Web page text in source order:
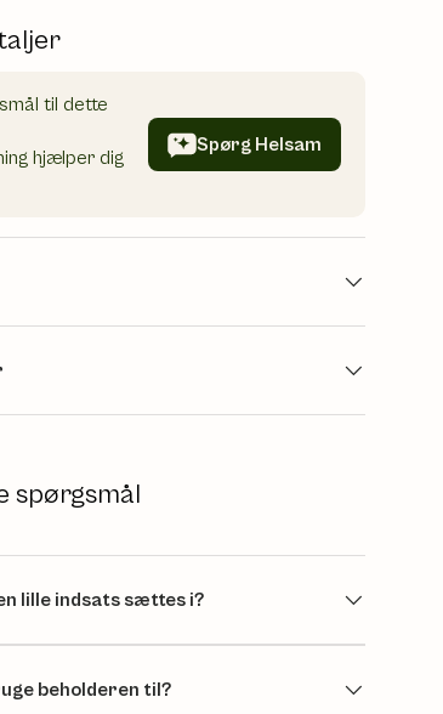
til dette
hjælper dig
Spørg Helsam
spørgsmål
lille indsats sættes i?
beholderen til?